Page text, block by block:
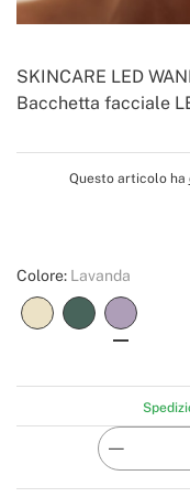
Bacchetta facciale
SKINCARE LED
Create
Colore: Lavanda
Questo articolo ha